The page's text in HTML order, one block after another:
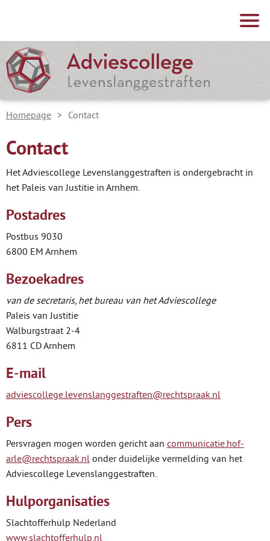
Over het Adviescollege
Samenstelling
Taken en werkwijze
Contact
Homepage > Contact
Contact
Het Adviescollege Levenslanggestraften is ondergebracht in
het Paleis van Justitie in Arnhem.
Postadres
Postbus 9030
6800 EM Arnhem
Bezoekadres
van de secretaris, het bureau van het Adviescollege
Paleis van Justitie
Walburgstraat 2-4
6811 CD Arnhem
E-mail
adviescollege.levenslanggestraften@​rechtspraak.nl
Pers
Persvragen mogen worden gericht aan communicatie.hof-
arle@rechtspraak.nl onder duidelijke vermelding van het
Adviescollege Levenslanggestraften.
Hulporganisaties
Slachtofferhulp Nederland
www.slachtofferhulp.nl